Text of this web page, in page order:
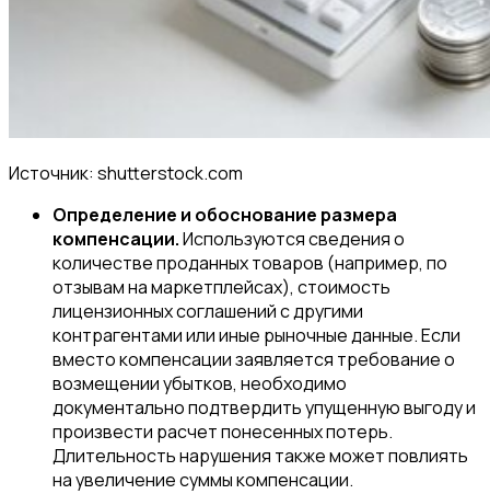
Источник: shutterstock.com
Определение и обоснование размера
компенсации.Используются сведения о
количестве проданных товаров (например, по
отзывам на маркетплейсах), стоимость
лицензионных соглашений с другими
контрагентами или иные рыночные данные. Если
вместо компенсации заявляется требование о
возмещении убытков, необходимо
документально подтвердить упущенную выгоду и
произвести расчет понесенных потерь.
Длительность нарушения также может повлиять
на увеличение суммы компенсации.